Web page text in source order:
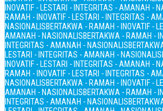
INOVATIF - LESTARI - INTEGRITAS - AMANAH -
RAMAH - INOVATIF - LESTARI - INTEGRITAS -
NASIONALISBERTAKWA - RAMAH - INOVATIF -
AMANAH - NASIONALISBERTAKWA - RAMAH -
INTEGRITAS - AMANAH - NASIONALIS
LESTARI - INTEGRITAS - AMANAH - NASIONALIS
INOVATIF - LESTARI - INTEGRITAS - AMANAH -
RAMAH - INOVATIF - LESTARI - INTEGRITAS -
NASIONALISBERTAKWA - RAMAH - INOVATIF -
AMANAH - NASIONALISBERTAKWA - RAMAH -
INTEGRITAS - AMANAH - NASIONALIS